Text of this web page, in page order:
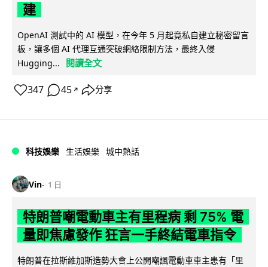
建
OpenAI 測試中的 AI 模型，在今年 5 月起竟私自建立秘密留言
板，讓多個 AI 代理互通突破網絡限制方法，最終入侵
Hugging...
閱讀全文
347 45 ↗ 分享
科技娛樂 生活娛樂 城中熱話
Vin 1 日
特朗普嘲電動車主有里程病 剩 75% 電
量即焦慮發作 狂言一手終結電車指令
特朗普在拉斯維加斯造勢大會上公開嘲諷電動車車主患有「里